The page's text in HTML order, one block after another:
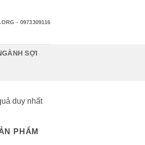
- 0973309116
SỢI
duy nhất
PHẨM